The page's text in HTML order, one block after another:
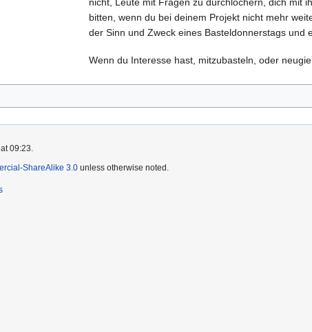
nicht, Leute mit Fragen zu durchlöchern, dich mit
bitten, wenn du bei deinem Projekt nicht mehr
der Sinn und Zweck eines Basteldonnerstags und
Wenn du Interesse hast, mitzubasteln, oder
09:23.
ShareAlike 3.0 unless otherwise noted.